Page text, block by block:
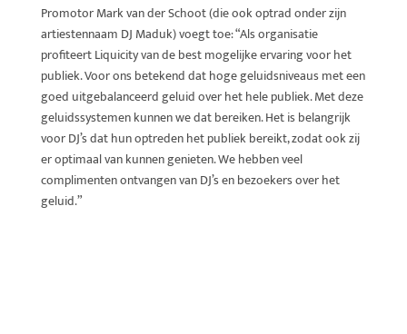
Promotor Mark van der Schoot (die ook optrad onder zijn
artiestennaam DJ Maduk) voegt toe: “Als organisatie
profiteert Liquicity van de best mogelijke ervaring voor het
publiek. Voor ons betekend dat hoge geluidsniveaus met een
goed uitgebalanceerd geluid over het hele publiek. Met deze
geluidssystemen kunnen we dat bereiken. Het is belangrijk
voor DJ’s dat hun optreden het publiek bereikt, zodat ook zij
er optimaal van kunnen genieten. We hebben veel
complimenten ontvangen van DJ’s en bezoekers over het
geluid.”